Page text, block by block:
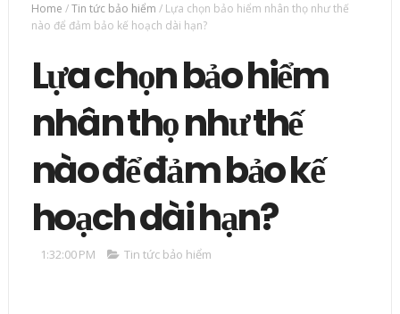
Home /Tin tức bảo hiểm / Lựa chọn bảo hiểm nhân thọ như thế
nào để đảm bảo kế hoạch dài hạn?
Lựa chọn bảo hiểm
nhân thọ như thế
nào để đảm bảo kế
hoạch dài hạn?
1:32:00 PM Tin tức bảo hiểm